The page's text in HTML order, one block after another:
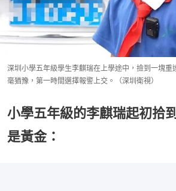
深圳小學五年級學生李麒瑞在上學途中，撿到一塊
毫猶豫，第一時間選擇報警上交。（深圳衛視）
小學五年級的李麒瑞起初拾
是黃金：